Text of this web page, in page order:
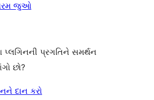
જુઓ
પ્રગતિને સમર્થન
છો?
દાન કરો